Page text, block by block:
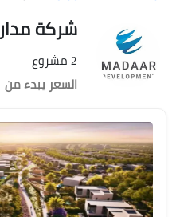
شركة مدار
2 مشروع
السعر يبدء من